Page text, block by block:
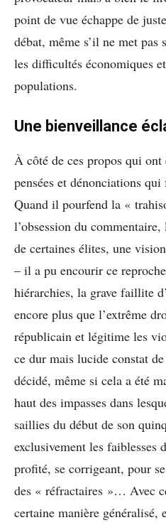
point de vue échappe de
débat, même s’il ne met pas
les difficultés économiques
populations.
Une bienveillance
À côté de ces propos qui
pensées et dénonciations
Quand il pourfend la «
l’obsession du
de certaines élites, une
– il a pu encourir ce
hiérarchies, la grave faillite
encore plus que l’extrême
républicain et légitime les
ce dur mais lucide constat
décidé, même si cela a été
haut des impasses dans
saillies du début de son
exclusivement les faiblesses
profité, se corrigeant, pour
des « réfractaires »… Avec
certaine manière généralisé,